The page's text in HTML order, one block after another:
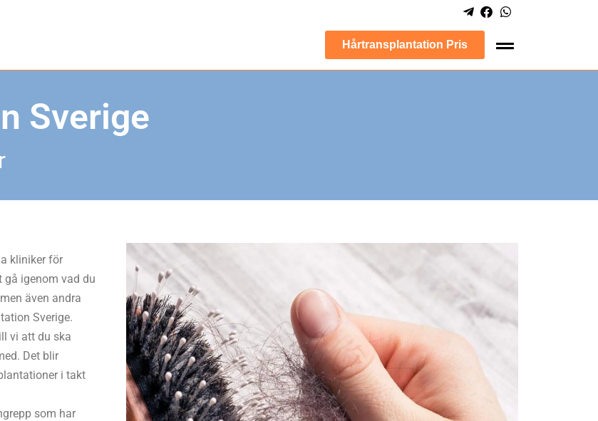
Hårtransplantation Pris
Sverige
kliniker för
igenom vad du
även andra
Sverige.
vi att du ska
Det blir
i takt
som har